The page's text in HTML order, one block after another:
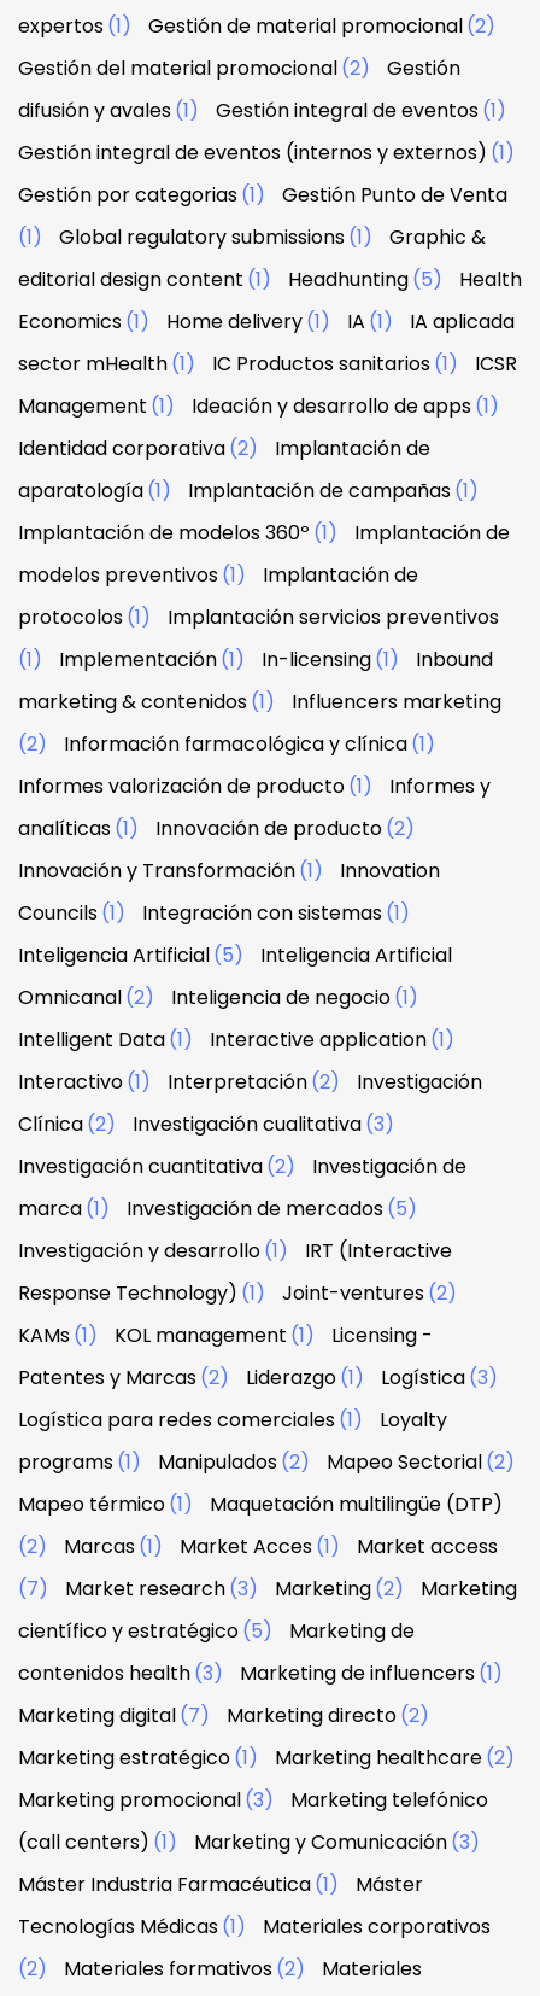
expertos(1) Gestión de material promocional(2)
Gestión del material promocional(2)
Gestión
difusión y avales(1) Gestión integral de eventos(1)
Gestión integral de eventos (internos y externos) (1)
Gestión por categorias(1)
Gestión Punto de Venta
(1)
Global regulatory submissions(1)
Graphic &
editorial design content (1) Headhunting(5)
Health
Economics(1) Home delivery(1) IA (1)
IA aplicada
sector mHealth(1) IC Productos sanitarios(1)
ICSR
Management (1) Ideación y desarrollo de apps(1)
Identidad corporativa(2)
Implantación de
aparatología(1) Implantación de campañas(1)
Implantación de modelos 360º (1)
Implantación de
modelos preventivos(1)
Implantación de
protocolos(1)
Implantación servicios preventivos
(1)
Implementación(1) In-licensing(1)
Inbound
marketing & contenidos(1)
Influencers marketing
(2)
Información farmacológica y clínica(1)
Informes valorización de producto(1)
Informes y
analíticas(1) Innovación de producto(2)
Innovación y Transformación(1)
Innovation
Councils(1) Integración con sistemas(1)
Inteligencia Artificial(5)
Inteligencia Artificial
Omnicanal(2) Inteligencia de negocio(1)
Intelligent Data(1) Interactive application(1)
Interactivo(1) Interpretación(2)
Investigación
Clínica(2) Investigación cualitativa(3)
Investigación cuantitativa(2)
Investigación de
marca(1) Investigación de mercados(5)
Investigación y desarrollo(1)
IRT (Interactive
Response Technology) (1) Joint-ventures(2)
KAMs(1) KOL management (1)
Licensing -
Patentes y Marcas(2) Liderazgo(1) Logística(3)
Logística para redes comerciales(1)
Loyalty
programs(1) Manipulados(2) Mapeo Sectorial(2)
Mapeo térmico(1)
Maquetación multilingüe (DTP)
(2)
Marcas(1) Market Acces(1)
Market access
(7)
Market research(3) Marketing(2)
Marketing
científico y estratégico(5)
Marketing de
contenidos health(3) Marketing de influencers(1)
Marketing digital(7) Marketing directo(2)
Marketing estratégico(1) Marketing healthcare(2)
Marketing promocional(3)
Marketing telefónico
(call centers) (1) Marketing y Comunicación(3)
Máster Industria Farmacéutica(1)
Máster
Tecnologías Médicas(1)
Materiales corporativos
(2)
Materiales formativos(2)
Materiales